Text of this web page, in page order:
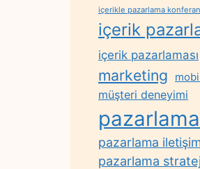
içerikle pazarlama
içerik
içerik pazarlaması
marketing
müşteri deneyimi
pazarlama
pazarlama
pazarlama